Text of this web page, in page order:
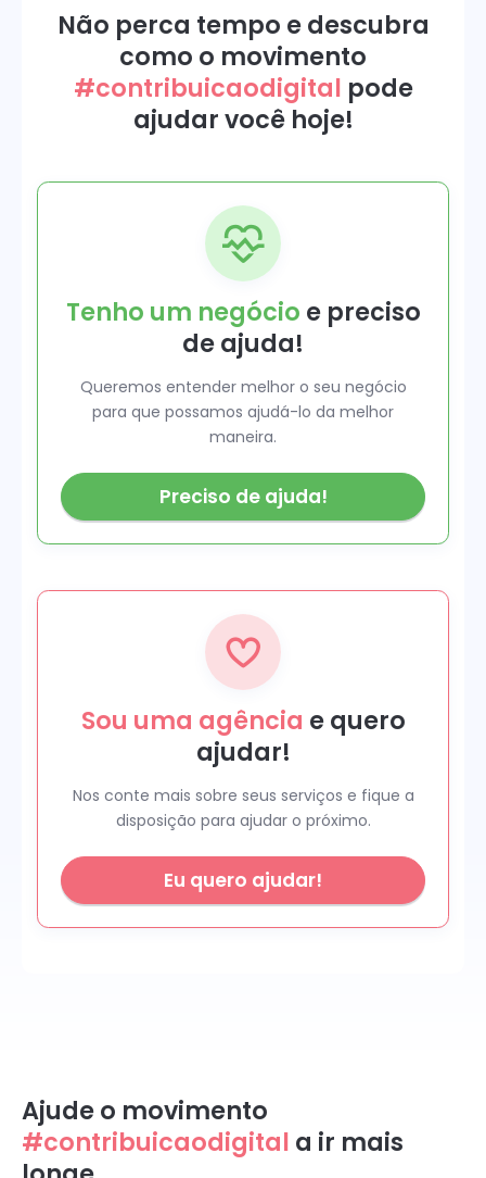
Não perca tempo e descubra
como o movimento
#contribuicaodigital pode
ajudar você hoje!
Tenho um negócio e preciso
de ajuda!
Queremos entender melhor o seu negócio
para que possamos ajudá-lo da melhor
maneira.
Preciso de ajuda!
Sou uma agência e quero
ajudar!
Nos conte mais sobre seus serviços e fique a
disposição para ajudar o próximo.
Eu quero ajudar!
Ajude o movimento
#contribuicaodigital a ir mais